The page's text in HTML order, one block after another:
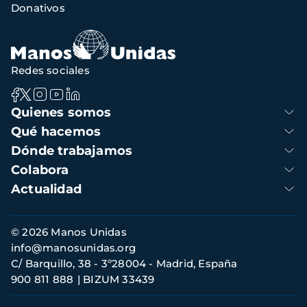
de
navegación
Donativos
Navegación
principal
Quienes somos
Qué hacemos
Dónde trabajamos
Colabora
Actualidad
Redes sociales
Información
de
contacto
© 2026 Manos Unidas
C/ Barquillo, 38 - 3º28004 - Madrid, España
900 811 888
BIZUM 33439
info@manosunidas.org